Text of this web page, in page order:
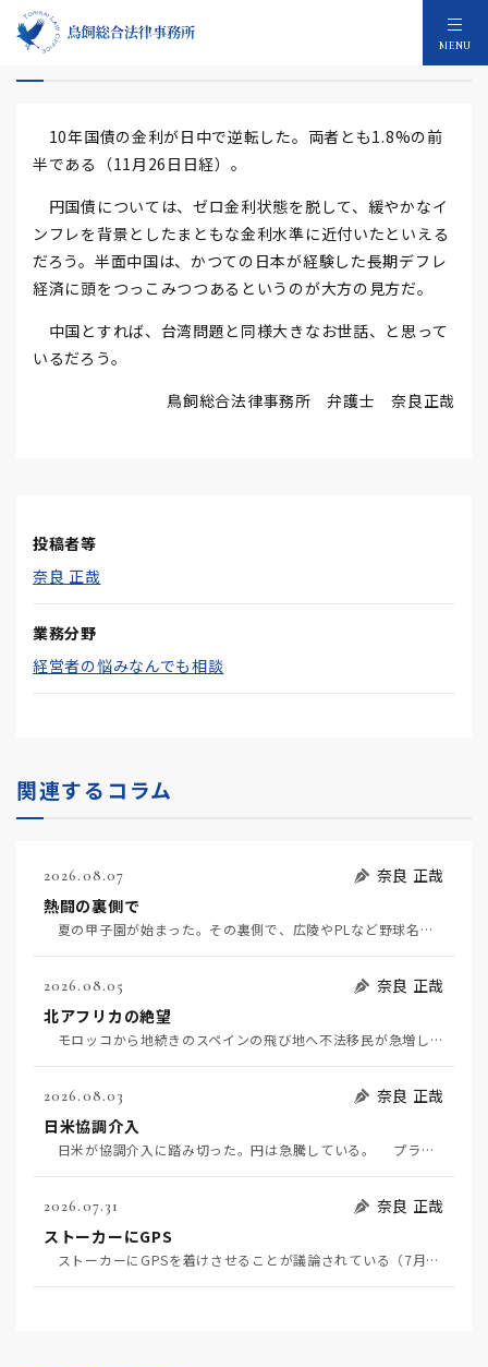
MENU
日中長期金利逆転
10年国債の金利が日中で逆転した。両者とも1.8%の前
半である（11月26日日経）。
円国債については、ゼロ金利状態を脱して、緩やかなイ
ンフレを背景としたまともな金利水準に近付いたといえる
だろう。半面中国は、かつての日本が経験した長期デフレ
経済に頭をつっこみつつあるというのが大方の見方だ。
中国とすれば、台湾問題と同様大きなお世話、と思って
いるだろう。
鳥飼総合法律事務所 弁護士 奈良正哉
投稿者等
奈良 正哉
業務分野
経営者の悩みなんでも相談
関連するコラム
2026.08.07
奈良 正哉
熱闘の裏側で
夏の甲子園が始まった。その裏側で、広陵やPLなど野球名門校（だった）の不祥事のその後について、「熱…
2026.08.05
奈良 正哉
北アフリカの絶望
モロッコから地続きのスペインの飛び地へ不法移民が急増していて、当地の大問題となっている。「海を泳い…
2026.08.03
奈良 正哉
日米協調介入
日米が協調介入に踏み切った。円は急騰している。 プラザ合意以降、協調介入は為替相場の転機になって…
2026.07.31
奈良 正哉
ストーカーにGPS
ストーカーにGPSを着けさせることが議論されている（7月29日日経）。反対派は「ストーカーにも人権…